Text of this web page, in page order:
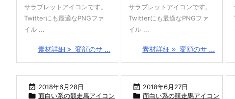
サラブレットアイコンです。
Twitterにも最適なPNGファ
イル ...
素材詳細 変顔のサ ...
サラブレットアイコンです。
Twitterにも最適なPNGファ
イル ...
素材詳細 変顔のサ ...
 2018年6月28日
 面白い系の競走馬アイコン
 2018年6月27日
 面白い系の競走馬アイコン